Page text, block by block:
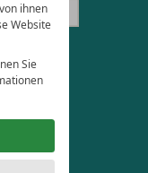
ihnen
Website
Sie